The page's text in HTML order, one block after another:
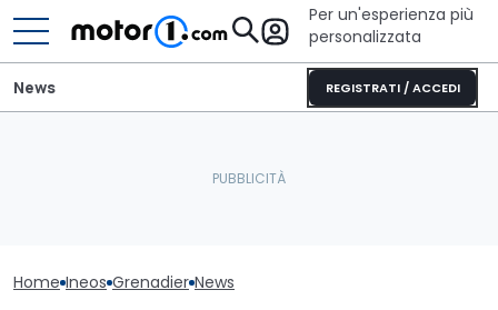
Per un'esperienza più
personalizzata
REGISTRATI / ACCEDI
News
Home Ineos Grenadier News